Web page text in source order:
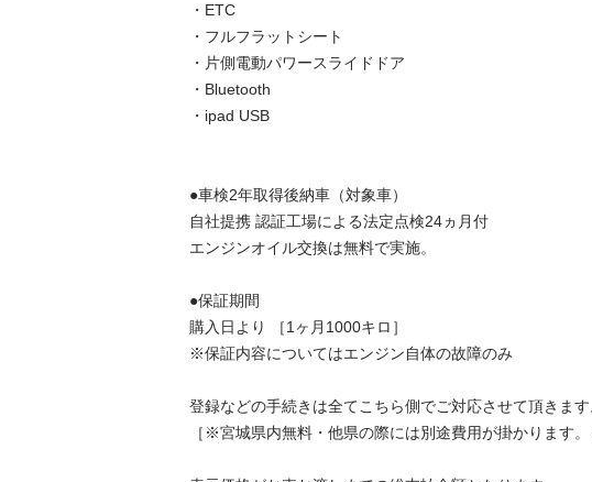
・ETC
・フルフラットシート
・片側電動パワースライドドア
・Bluetooth
・ipad USB
●車検2年取得後納車（対象車）
自社提携 認証工場による法定点検24ヵ月付
エンジンオイル交換は無料で実施。
●保証期間
購入日より ［1ヶ月1000キロ］
※保証内容についてはエンジン自体の故障のみ
登録などの手続きは全てこちら側でご対応させて頂きます
［※宮城県内無料・他県の際には別途費用が掛かります。